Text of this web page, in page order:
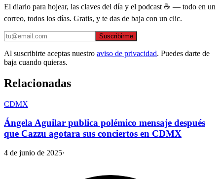
El diario para hojear, las claves del día y el podcast ☕ — todo en un
correo, todos los días. Gratis, y te das de baja con un clic.
Suscribirme
Al suscribirte aceptas nuestro aviso de privacidad. Puedes darte de
baja cuando quieras.
Relacionadas
CDMX
Ángela Aguilar publica polémico mensaje después
que Cazzu agotara sus conciertos en CDMX
4 de junio de 2025·